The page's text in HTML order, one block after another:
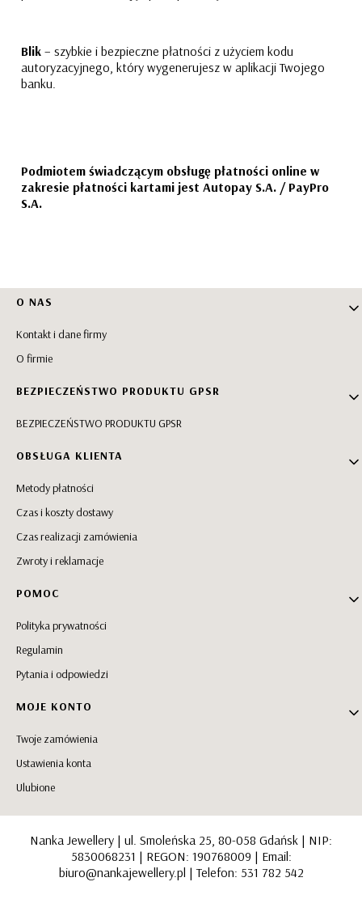
Blik – szybkie i bezpieczne płatności z użyciem kodu
autoryzacyjnego, który wygenerujesz w aplikacji Twojego
banku.
Podmiotem świadczącym obsługę płatności online w
zakresie płatności kartami jest Autopay S.A. / PayPro
S.A.
Linki w stopce
O NAS
Kontakt i dane firmy
O firmie
BEZPIECZEŃSTWO PRODUKTU GPSR
BEZPIECZEŃSTWO PRODUKTU GPSR
OBSŁUGA KLIENTA
Metody płatności
Czas i koszty dostawy
Czas realizacji zamówienia
Zwroty i reklamacje
POMOC
Polityka prywatności
Regulamin
Pytania i odpowiedzi
MOJE KONTO
Twoje zamówienia
Ustawienia konta
Ulubione
Nanka Jewellery | ul. Smoleńska 25, 80-058 Gdańsk | NIP:
5830068231 | REGON: 190768009 | Email:
biuro@nankajewellery.pl | Telefon: 531 782 542